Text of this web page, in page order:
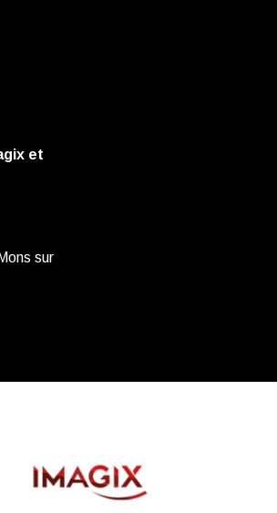
et
sur